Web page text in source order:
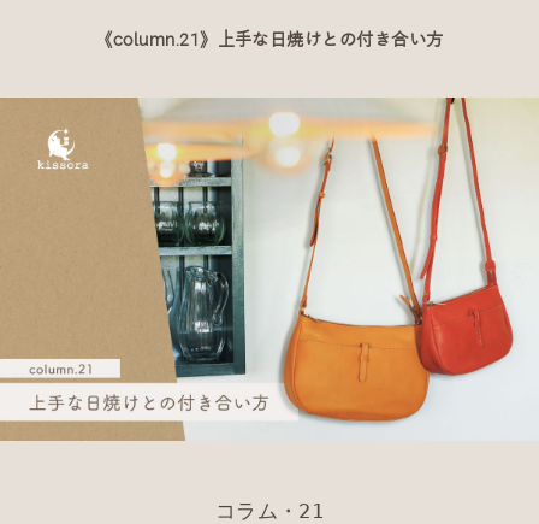
《column.21》上手な日焼けとの付き合い方
コラム・21